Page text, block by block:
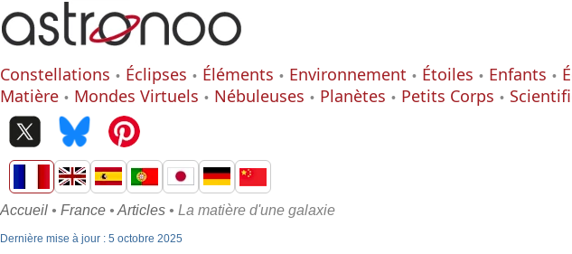
Constellations Éclipses Éléments Environnement Étoiles Enfants
Matière
Mondes Virtuels Nébuleuses Planètes Petits Corps
Accueil • France • Articles • La matière d'une galaxie
Dernière mise à jour : 5 octobre 2025